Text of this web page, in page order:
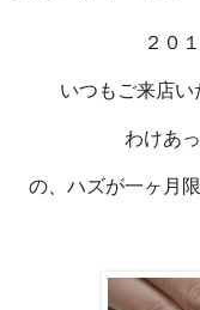
２０
いつもご来店
わけあ
の、ハズが一ヶ月